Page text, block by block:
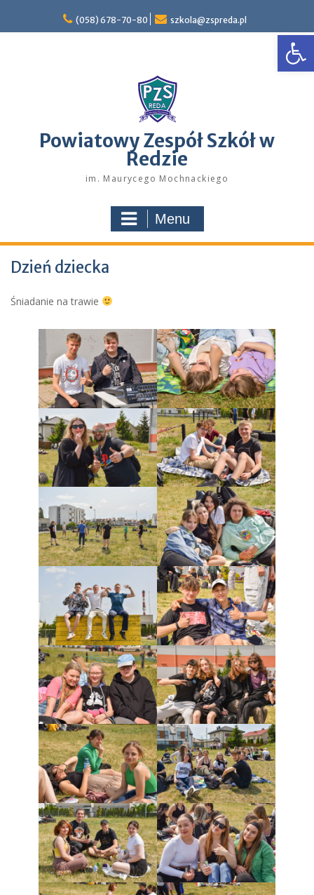
content
(058) 678-70-80 szkola@zspreda.pl
Powiatowy Zespół Szkół w
Redzie
im. Maurycego Mochnackiego
Menu
Dzień dziecka
Śniadanie na trawie